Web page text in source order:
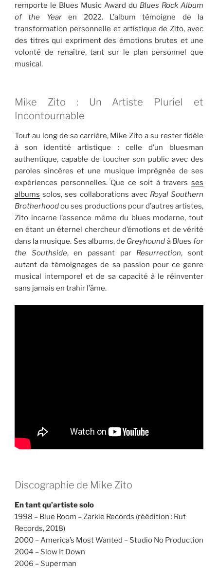
remporte le Blues Music Award du Blues Rock Album
of the Yearen 2022. L’album témoigne de la
transformation personnelle et artistique de Zito, avec
des titres qui expriment des émotions brutes et une
volonté de renaître, tant sur le plan personnel que
musical.
Mike Zito : Un Artiste Pluriel et
Incontournable
Tout au long de sa carrière, Mike Zito a su rester fidèle
à son identité artistique : celle d’un bluesman
authentique, capable de toucher son public avec des
paroles sincères et une musique imprégnée de ses
expériences personnelles. Que ce soit à travers ses
albums solos, ses collaborations avec Royal Southern
Brotherhoodou ses productions pour d’autres artistes,
Zito incarne l’essence même du blues moderne, tout
en étant un éternel chercheur d’émotions et de vérité
dans la musique. Ses albums, de Greyhound à Blues for
the Southside, en passant par Resurrection, sont
autant de témoignages de sa passion pour ce genre
musical intemporel et de sa capacité à le réinventer
sans jamais en trahir l’âme.
Discographie de Mike Zito
En tant qu’artiste solo
1998 – Blue Room – Zarkie Records (réédition : Ruf
Records, 2018)
2000 – America’s Most Wanted – Studio No Production
2004 – Slow It Down
2006 – Superman